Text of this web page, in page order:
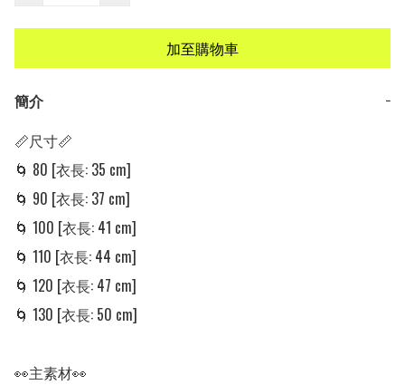
加至購物車
簡介
−
📏尺寸📏
🌀 80 [衣長: 35 cm]
🌀 90 [衣長: 37 cm]
🌀 100 [衣長: 41 cm]
🌀 110 [衣長: 44 cm]
🌀 120 [衣長: 47 cm]
🌀 130 [衣長: 50 cm]
👀主素材👀